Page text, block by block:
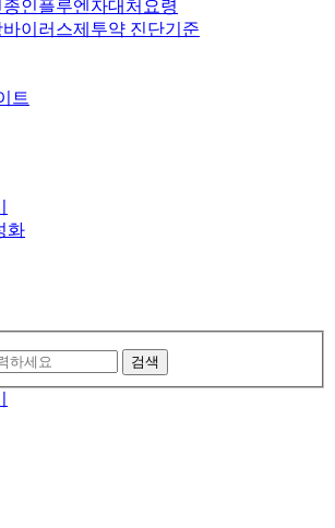
종인플루엔자대처요령
바이러스제투약 진단기준
트
화
검색